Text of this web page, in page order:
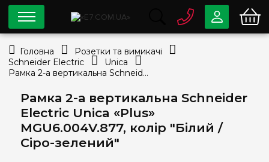
Рамка 2-а вертикальна Schneider
Electric Unica «Plus»
MGU6.004V.877, колір "Білий /
Сіро-зелений"
0 80033-63-07
info@e7.com.ua
334-79-78
Viber Telegram
Головна
Розетки та вимикачі
Schneider Electric
Unica
Рамка 2-а вертикальна Schneider Electric Unica «Plus» MGU6.004V.877, колір "Білий / Сіро-зелений"